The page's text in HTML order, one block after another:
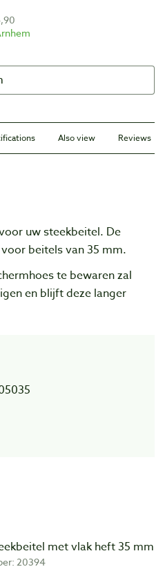
Also view Reviews
uw steekbeitel. De
beitels van 35 mm.
te bewaren zal
en blijft deze langer
met vlak heft 35 mm
20394